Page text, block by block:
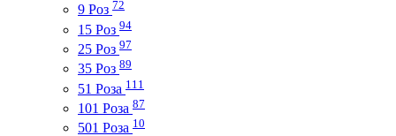
9 Роз 72
15 Роз 94
25 Роз 97
35 Роз 89
51 Роза 111
101 Роза 87
501 Роза 10